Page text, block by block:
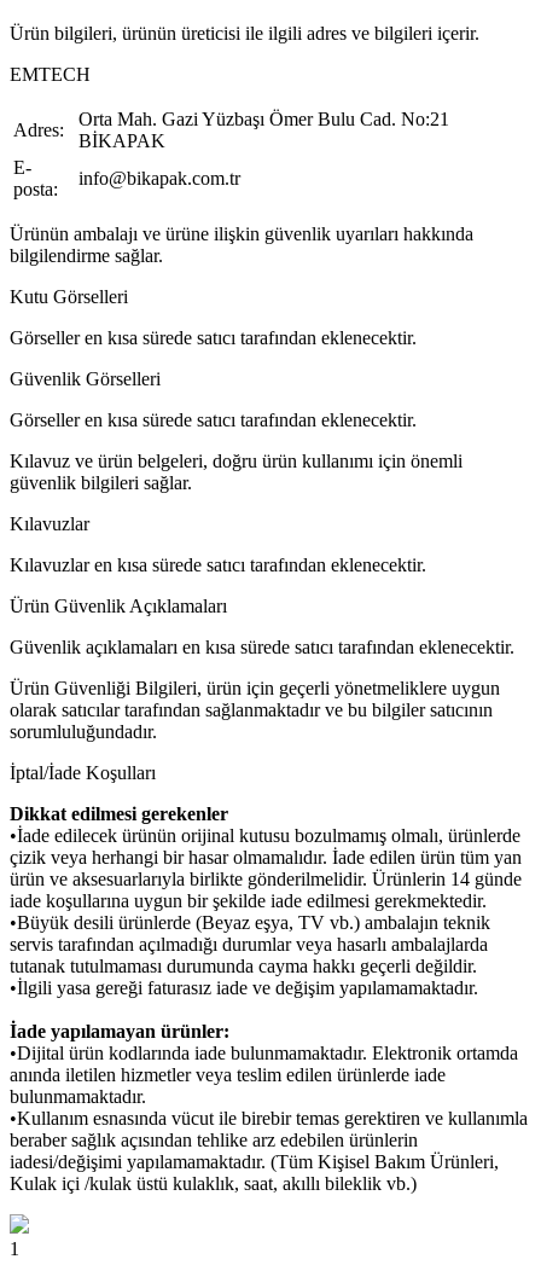
Ürün bilgileri, ürünün üreticisi ile ilgili adres ve bilgileri içerir.
EMTECH
Adres:
Orta Mah. Gazi Yüzbaşı Ömer Bulu Cad. No:21
BİKAPAK
E-
posta:
info@bikapak.com.tr
Ürünün ambalajı ve ürüne ilişkin güvenlik uyarıları hakkında
bilgilendirme sağlar.
Kutu Görselleri
Görseller en kısa sürede satıcı tarafından eklenecektir.
Güvenlik Görselleri
Görseller en kısa sürede satıcı tarafından eklenecektir.
Kılavuz ve ürün belgeleri, doğru ürün kullanımı için önemli
güvenlik bilgileri sağlar.
Kılavuzlar
Kılavuzlar en kısa sürede satıcı tarafından eklenecektir.
Ürün Güvenlik Açıklamaları
Güvenlik açıklamaları en kısa sürede satıcı tarafından eklenecektir.
Ürün Güvenliği Bilgileri, ürün için geçerli yönetmeliklere uygun
olarak satıcılar tarafından sağlanmaktadır ve bu bilgiler satıcının
sorumluluğundadır.
İptal/İade Koşulları
Dikkat edilmesi gerekenler
•İade edilecek ürünün orijinal kutusu bozulmamış olmalı, ürünlerde
çizik veya herhangi bir hasar olmamalıdır. İade edilen ürün tüm yan
ürün ve aksesuarlarıyla birlikte gönderilmelidir. Ürünlerin 14 günde
iade koşullarına uygun bir şekilde iade edilmesi gerekmektedir.
•Büyük desili ürünlerde (Beyaz eşya, TV vb.) ambalajın teknik
servis tarafından açılmadığı durumlar veya hasarlı ambalajlarda
tutanak tutulmaması durumunda cayma hakkı geçerli değildir.
•İlgili yasa gereği faturasız iade ve değişim yapılamamaktadır.
İade yapılamayan ürünler:
•Dijital ürün kodlarında iade bulunmamaktadır. Elektronik ortamda
anında iletilen hizmetler veya teslim edilen ürünlerde iade
bulunmamaktadır.
•Kullanım esnasında vücut ile birebir temas gerektiren ve kullanımla
beraber sağlık açısından tehlike arz edebilen ürünlerin
iadesi/değişimi yapılamamaktadır. (Tüm Kişisel Bakım Ürünleri,
Kulak içi /kulak üstü kulaklık, saat, akıllı bileklik vb.)
1